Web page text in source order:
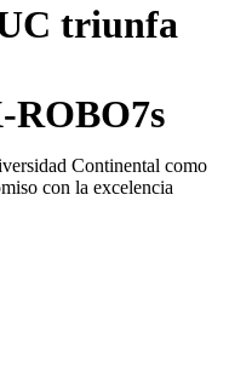
triunfa
ROBO7s
Continental como
con la excelencia